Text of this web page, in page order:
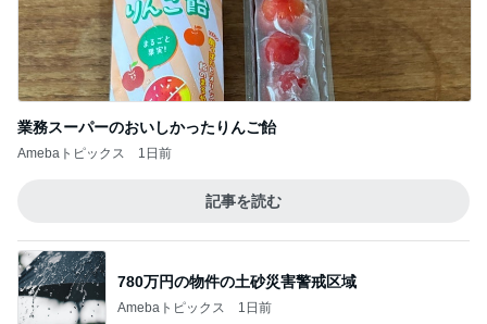
業務スーパーのおいしかったりんご飴
Amebaトピックス 1日前
記事を読む
780万円の物件の土砂災害警戒区域
Amebaトピックス 1日前